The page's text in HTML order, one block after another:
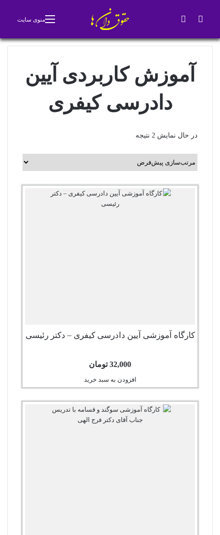
جستجو برای منوی سایت
آموزش کاربردی آیین
دادرسی کیفری
در حال نمایش 2 نتیجه
کارگاه آموزشی آیین دادرسی کیفری – دکتر رئیسی
32,000 تومان
افزودن به سبد خرید